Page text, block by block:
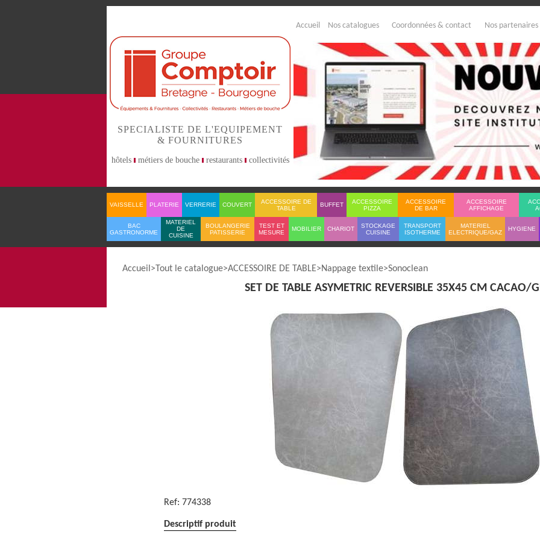
Accueil Nos catalogues Coordonnées & contact Nos partenaires
SPECIALISTE DE L'EQUIPEMENT
& FOURNITURES
hôtels métiers de bouche restaurants collectivités
VAISSELLE PLATERIE VERRERIE COUVERT
ACCESSOIRE DE
TABLE
BUFFET
ACCESSOIRE
PIZZA
ACCESSOIRE
DE BAR
ACCESSOIRE
AFFICHAGE
BAC
GASTRONORME
MATERIEL
DE
CUISINE
BOULANGERIE
PATISSERIE
TEST ET
MESURE
MOBILIER CHARIOT
STOCKAGE
CUISINE
TRANSPORT
ISOTHERME
MATERIEL
ELECTRIQUE/GAZ
HYGIENE
Accueil Tout le catalogue ACCESSOIRE DE TABLE Nappage textile Sonoclean
SET DE TABLE ASYMETRIC REVERSIBLE 35X45 CM CACAO/
Ref: 774338
Descriptif produit